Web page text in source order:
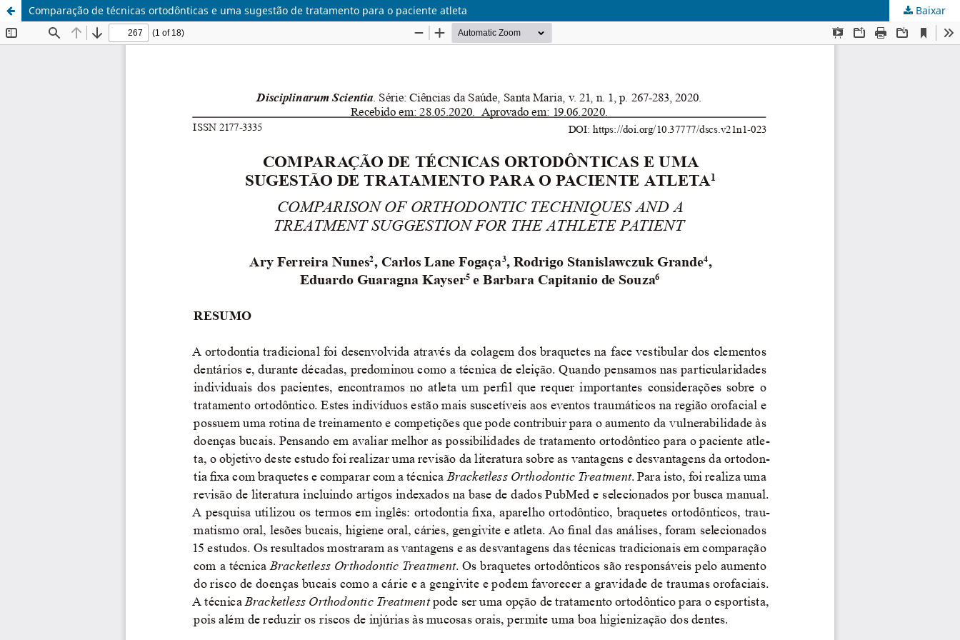
Comparação de técnicas ortodônticas e uma sugestão de tratamento para o paciente atleta Baixar